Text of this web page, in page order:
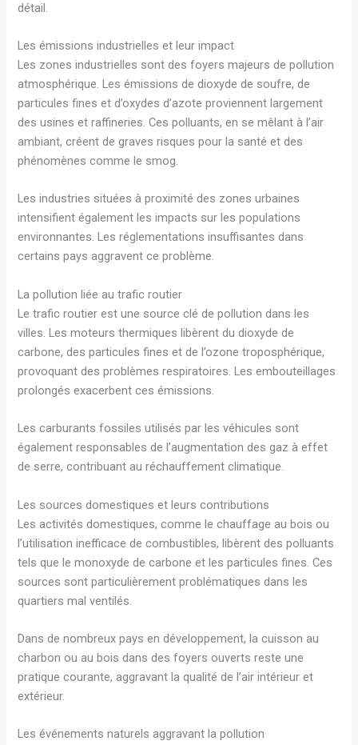
détail.
Les émissions industrielles et leur impact
Les zones industrielles sont des foyers majeurs de pollution
atmosphérique. Les émissions de dioxyde de soufre, de
particules fines et d’oxydes d’azote proviennent largement
des usines et raffineries. Ces polluants, en se mêlant à l’air
ambiant, créent de graves risques pour la santé et des
phénomènes comme le smog.
Les industries situées à proximité des zones urbaines
intensifient également les impacts sur les populations
environnantes. Les réglementations insuffisantes dans
certains pays aggravent ce problème.
La pollution liée au trafic routier
Le trafic routier est une source clé de pollution dans les
villes. Les moteurs thermiques libèrent du dioxyde de
carbone, des particules fines et de l’ozone troposphérique,
provoquant des problèmes respiratoires. Les embouteillages
prolongés exacerbent ces émissions.
Les carburants fossiles utilisés par les véhicules sont
également responsables de l’augmentation des gaz à effet
de serre, contribuant au réchauffement climatique.
Les sources domestiques et leurs contributions
Les activités domestiques, comme le chauffage au bois ou
l’utilisation inefficace de combustibles, libèrent des polluants
tels que le monoxyde de carbone et les particules fines. Ces
sources sont particulièrement problématiques dans les
quartiers mal ventilés.
Dans de nombreux pays en développement, la cuisson au
charbon ou au bois dans des foyers ouverts reste une
pratique courante, aggravant la qualité de l’air intérieur et
extérieur.
Les événements naturels aggravant la pollution